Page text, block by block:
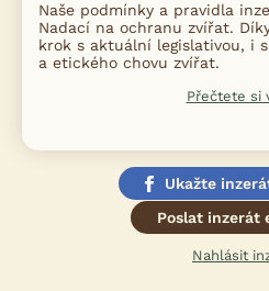
Naše podmínky a pravidla
Nadací na ochranu zvířat.
krok s aktuální legislativou, i
a etického chovu zvířat.
Přečtete si
Ukažte
Poslat inzerát
Nahlásit